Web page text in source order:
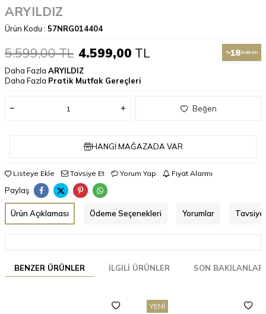
ARYILDIZ
Ürün Kodu : 57NRG014404
5.599,00TL 4.599,00 TL %18İndirim
Daha Fazla ARYILDIZ
Daha Fazla Pratik Mutfak Gereçleri
Beğen
HANGI MAĞAZADA VAR
Listeye Ekle Tavsiye Et Yorum Yap Fiyat Alarmı
Paylaş
Ürün Açıklaması Ödeme Seçenekleri Yorumlar Tavsiye
BENZER ÜRÜNLER İLGILI ÜRÜNLER SON BAKILANLAR
YENI